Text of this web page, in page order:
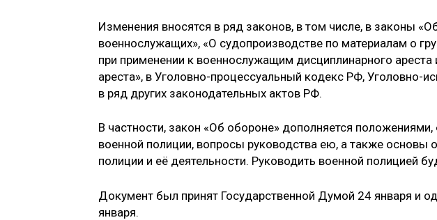
Изменения вносятся в ряд законов, в том числе, в законы
военнослужащих», «О судопроизводстве по материалам о
при применении к военнослужащим дисциплинарного ареста
ареста», в Уголовно-процессуальный кодекс РФ, Уголовно-
в ряд других законодательных актов РФ.
В частности, закон «Об обороне» дополняется
военной полиции, вопросы руководства ею, а также основы
полиции и её деятельности. Руководить военной полицией
Документ был принят Государственной Думой 24 января и
января.